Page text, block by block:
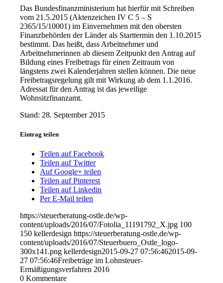
Das Bundesfinanzministerium hat hierfür mit Schreiben
vom 21.5.2015 (Aktenzeichen IV C 5 – S
2365/15/10001) im Einvernehmen mit den obersten
Finanzbehörden der Länder als Starttermin den 1.10.2015
bestimmt. Das heißt, dass Arbeitnehmer und
Arbeitnehmerinnen ab diesem Zeitpunkt den Antrag auf
Bildung eines Freibetrags für einen Zeitraum von
längstens zwei Kalenderjahren stellen können. Die neue
Freibetragsregelung gilt mit Wirkung ab dem 1.1.2016.
Adressat für den Antrag ist das jeweilige
Wohnsitzfinanzamt.
Stand: 28. September 2015
Eintrag teilen
Teilen auf Facebook
Teilen auf Twitter
Auf Google+ teilen
Teilen auf Pinterest
Teilen auf Linkedin
Per E-Mail teilen
https://steuerberatung-ostle.de/wp-
content/uploads/2016/07/Fotolia_11191792_X.jpg 100
150 kellerdesign https://steuerberatung-ostle.de/wp-
content/uploads/2016/07/Steuerbuero_Ostle_logo-
300x141.png kellerdesign2015-09-27 07:56:462015-09-
27 07:56:46Freibeträge im Lohnsteuer-
Ermäßigungsverfahren 2016
0 Kommentare